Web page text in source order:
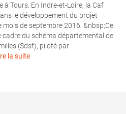
à Tours. En Indre-et-Loire, la Caf
le développement du projet
de septembre 2016. &nbsp;Ce
du schéma départemental de
(Sdsf), piloté par
la suite